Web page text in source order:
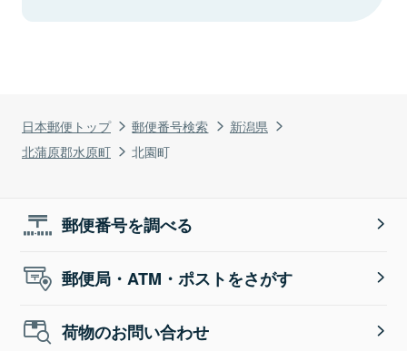
日本郵便トップ 郵便番号検索
新潟県
北蒲原郡水原町
北園町
郵便番号を調べる
郵便局・ATM・ポストをさがす
荷物のお問い合わせ